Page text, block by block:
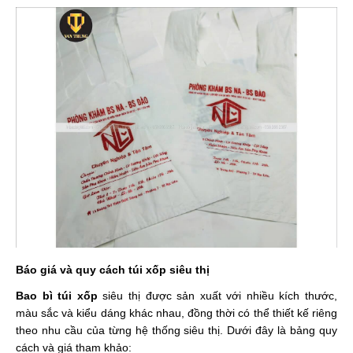
Báo giá và quy cách túi xốp siêu thị
Bao bì túi xốp siêu thị được sản xuất với nhiều kích thước,
màu sắc và kiểu dáng khác nhau, đồng thời có thể thiết kế riêng
theo nhu cầu của từng hệ thống siêu thị. Dưới đây là bảng quy
cách và giá tham khảo: